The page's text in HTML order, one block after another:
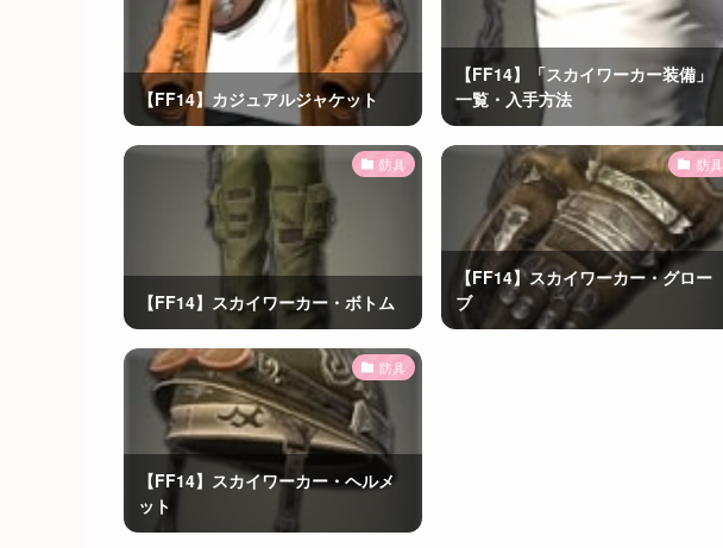
【FF14】カジュアルジャケット
【FF14】「スカイワーカー装備」
一覧・入手方法
防具
【FF14】スカイワーカー・ボトム
防具
【FF14】スカイワーカー・グロー
ブ
防具
【FF14】スカイワーカー・ヘルメ
ット